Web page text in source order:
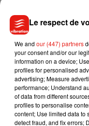
abdos étaient plus
disent que je fais
seulement à mes bons
Corroborant les dires
ont prouvé que la
encourageait
infertilité (-20% si
par jour), augmenter
plus de contribuer au
Le respect de
We and our (447) partners
your consent and/or our
information on a device;
profiles for personalised
advertising; Measure
performance; Understand
of data from different
profiles to personalise
content; Use limited data to
detect fraud, and fix errors;